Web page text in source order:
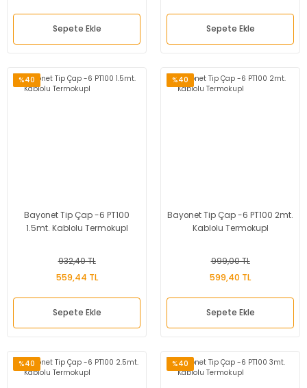
Sepete Ekle Sepete Ekle
%40
Bayonet Tip Çap -6 PT100
1.5mt. Kablolu Termokupl
932,40 TL
559,44 TL
Sepete Ekle
%40
Bayonet Tip Çap -6 PT100 2mt.
Kablolu Termokupl
999,00 TL
599,40 TL
Sepete Ekle
%40 %40